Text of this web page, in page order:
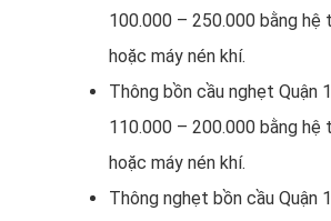
100.000 – 250.000 bằng hệ
hoặc máy nén khí.
Thông bồn cầu nghẹt Quận
110.000 – 200.000 bằng hệ
hoặc máy nén khí.
Thông nghẹt bồn cầu Quận